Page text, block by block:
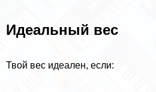
Идеальный вес
Твой вес идеален, если: